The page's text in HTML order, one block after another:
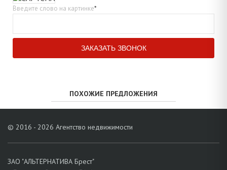
Введите слово на картинке*
ПОХОЖИЕ ПРЕДЛОЖЕНИЯ
© 2016 - 2026 Агентство недвижимости
ЗАО "АЛЬТЕРНАТИВА Брест"